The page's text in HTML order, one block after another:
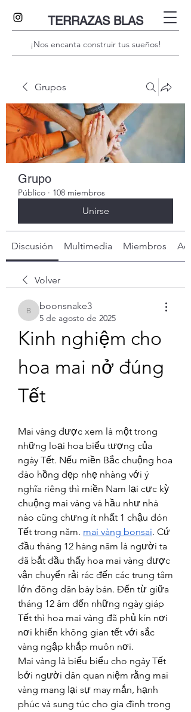
TERRAZAS BLAS
¡Nos encanta construir tus sueños!
Grupos
Grupo
Público · 108 miembros
Unirse
Discusión Multimedia Miembros
Volver
boonsnake3
boonsnake3
5 de agosto de 2025
Kinh nghiệm cho
hoa mai nở đúng
Tết
Mai vàng được xem là một trong
những loại hoa biểu tượng của
ngày Tết. Nếu miền Bắc chuộng hoa
đào hồng đẹp nhẹ nhàng với ý
nghĩa riêng thì miền Nam lại cực kỳ
chuộng mai vàng và hầu như nhà
nào cũng chưng ít nhất 1 chậu đón
Tết trong năm. mai vàng bonsai. Cứ
đầu tháng 12 hàng năm là người ta
đã bắt đầu thấy hoa mai vàng được
vận chuyển rải rác đến các trung tâm
lớn đông dân bày bán. Đến từ giữa
tháng 12 âm đến những ngày giáp
Tết thì hoa mai vàng đã phủ kín nơi
nơi khiến không gian tết với sắc
vàng ngập khắp muôn nơi.
Mai vàng là biểu biểu cho ngày Tết
bởi người dân quan niệm rằng mai
vàng mang lại sự may mắn, hạnh
phúc và sung túc cho gia đình trong